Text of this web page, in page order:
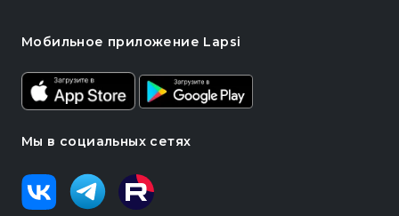
Мобильное приложение Lapsi
Мы в социальных сетях